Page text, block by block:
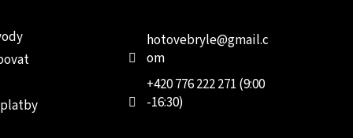
hotovebryle@gmail.c
om
+420 776 222 271 (9:00
-16:30)